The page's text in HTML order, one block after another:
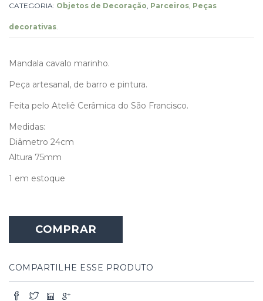
CATEGORIA: Objetos de Decoração Parceiros Peças
decorativas
Mandala cavalo marinho.
Peça artesanal, de barro e pintura.
Feita pelo Ateliê Cerâmica do São Francisco.
Medidas:
Diâmetro 24cm
Altura 75mm
1 em estoque
Marinho
quantidade
COMPRAR
COMPARTILHE ESSE PRODUTO